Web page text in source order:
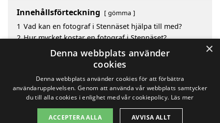
Innehållsförteckning gömma
1 Vad kan en fotograf i Stennäset hjälpa till med?
2 Hur mycket kostar en fotograf i Stennäset?
Fördelar med att välja fotograf i Stennäset
Sök efter en skicklig fotograf i de omgivande
Copyright 2026 - Pilanto Aps
×
Denna webbplats använder
cookies
Denna webbplats använder cookies för att förbättra
användarupplevelsen. Genom att använda vår webbplats samtycker
du till alla cookies i enlighet med vår cookiepolicy. Läs mer
ACCEPTERA ALLA AVVISA ALLT